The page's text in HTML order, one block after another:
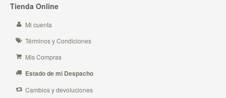
Tienda Online
Mi cuenta
Términos y Condiciones
Mis Compras
Estado de mi Despacho
Cambios y devoluciones